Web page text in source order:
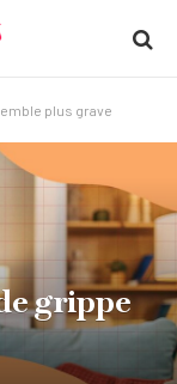
plus grave
grippe